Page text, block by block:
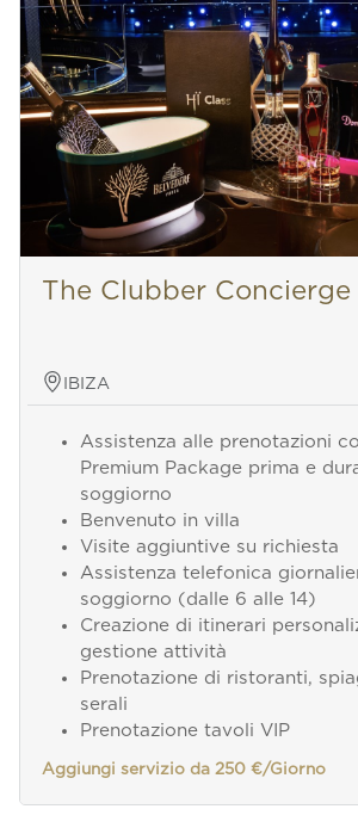
The Clubber Concierge
IBIZA
Assistenza alle prenotazioni
Premium Package prima e
soggiorno
Benvenuto in villa
Visite aggiuntive su richiesta
Assistenza telefonica
soggiorno (dalle 6 alle 14)
Creazione di itinerari
gestione attività
Prenotazione di ristoranti,
serali
Prenotazione tavoli VIP
Aggiungi servizio da 250 €/Giorno